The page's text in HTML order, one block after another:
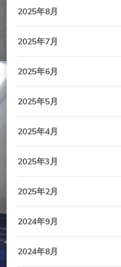
2025年8月
2025年7月
2025年6月
2025年5月
2025年4月
2025年3月
2025年2月
2024年9月
2024年8月